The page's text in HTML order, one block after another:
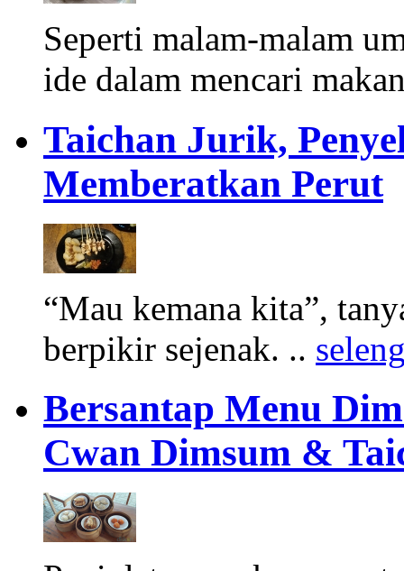
Seperti malam-malam
ide dalam mencari
Taichan Jurik,
Memberatkan Perut
“Mau kemana kita”,
berpikir sejenak. ..
Bersantap Menu
Cwan Dimsum &